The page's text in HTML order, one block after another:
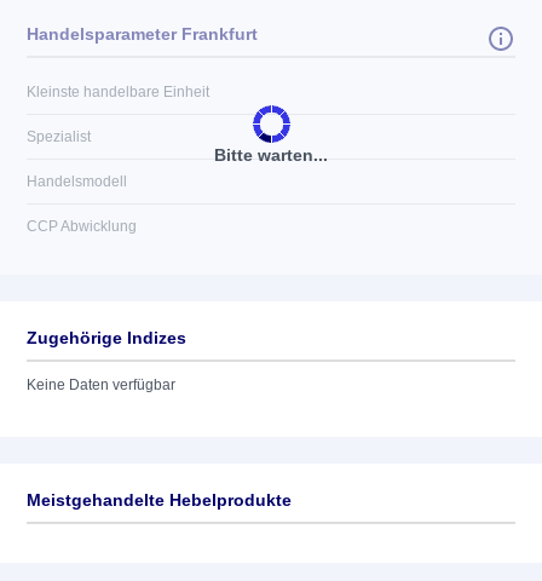
Bitte warten...
Handelsparameter Frankfurt
Kleinste handelbare Einheit
Spezialist
Handelsmodell
CCP Abwicklung
Zugehörige Indizes
Keine Daten verfügbar
Meistgehandelte Hebelprodukte